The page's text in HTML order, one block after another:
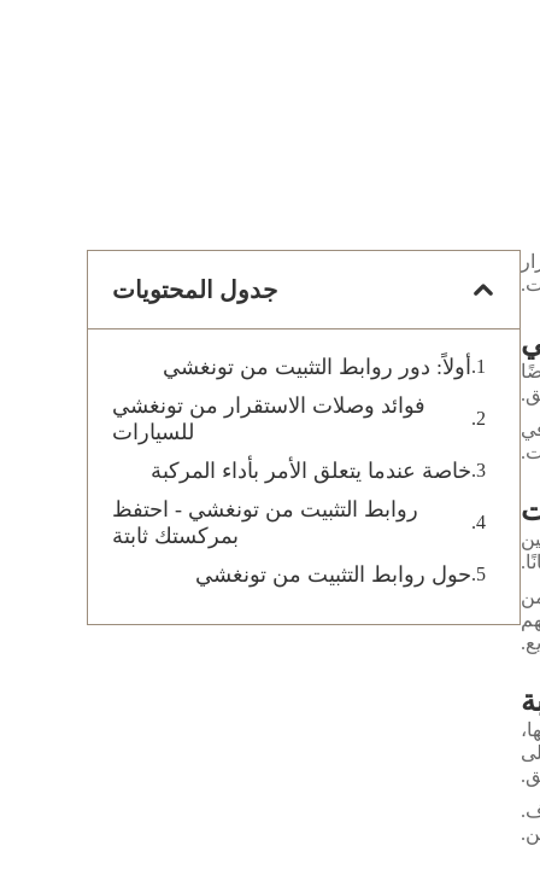
جدول المحتويات
أولاً: دور روابط التثبيت من تونغشي
فوائد وصلات الاستقرار من تونغشي
للسيارات
خاصة عندما يتعلق الأمر بأداء المركبة
روابط التثبيت من تونغشي - احتفظ
بمركستك ثابتة
حول روابط التثبيت من تونغشي